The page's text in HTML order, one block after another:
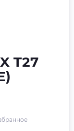
T27